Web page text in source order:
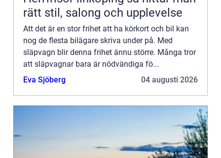
rätt stil, salong och upplevelse
Att det är en stor frihet att ha körkort och bil kan
nog de flesta bilägare skriva under på. Med
släpvagn blir denna frihet ännu större. Många tror
att släpvagnar bara är nödvändiga fö...
Eva Sjöberg
04 augusti 2026